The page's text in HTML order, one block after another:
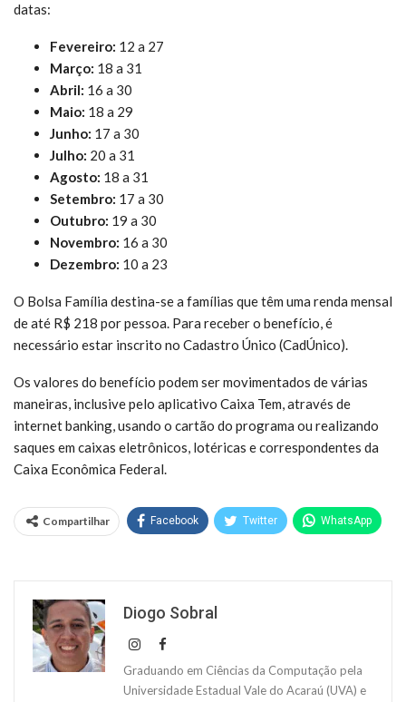
datas:
Fevereiro: 12 a 27
Março: 18 a 31
Abril: 16 a 30
Maio: 18 a 29
Junho: 17 a 30
Julho: 20 a 31
Agosto: 18 a 31
Setembro: 17 a 30
Outubro: 19 a 30
Novembro: 16 a 30
Dezembro: 10 a 23
O Bolsa Família destina-se a famílias que têm uma renda mensal
de até R$ 218 por pessoa. Para receber o benefício, é
necessário estar inscrito no Cadastro Único (CadÚnico).
Os valores do benefício podem ser movimentados de várias
maneiras, inclusive pelo aplicativo Caixa Tem, através de
internet banking, usando o cartão do programa ou realizando
saques em caixas eletrônicos, lotéricas e correspondentes da
Caixa Econômica Federal.
Compartilhar Facebook Twitter WhatsApp
Diogo Sobral
Graduando em Ciências da Computação pela
Universidade Estadual Vale do Acaraú (UVA) e